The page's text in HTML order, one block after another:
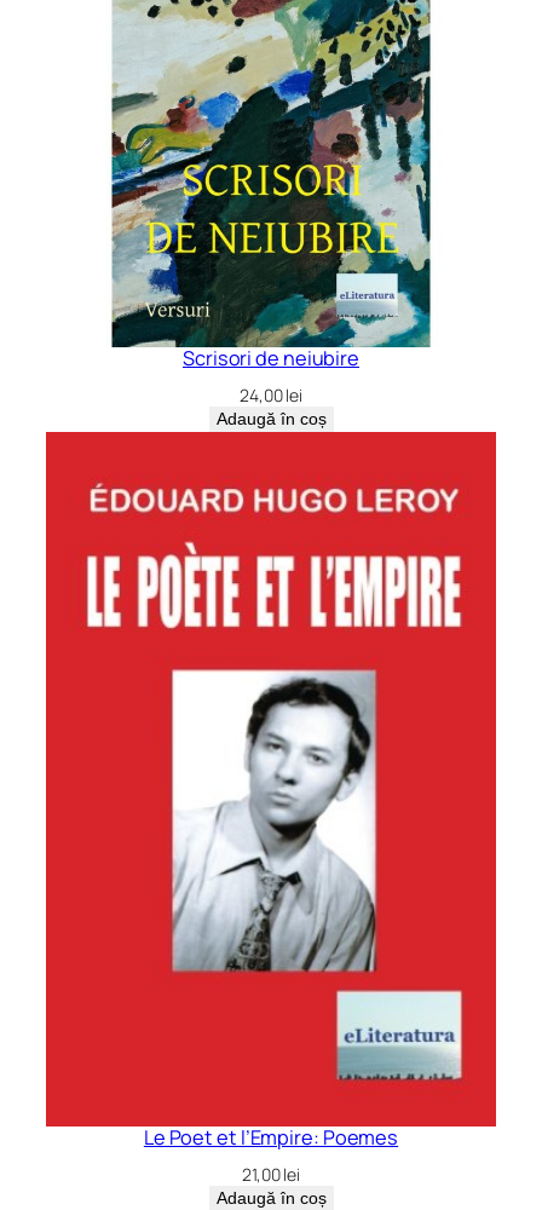
Scrisori de neiubire
24,00lei
Adaugă în coș
Le Poet et l’Empire: Poemes
21,00lei
Adaugă în coș